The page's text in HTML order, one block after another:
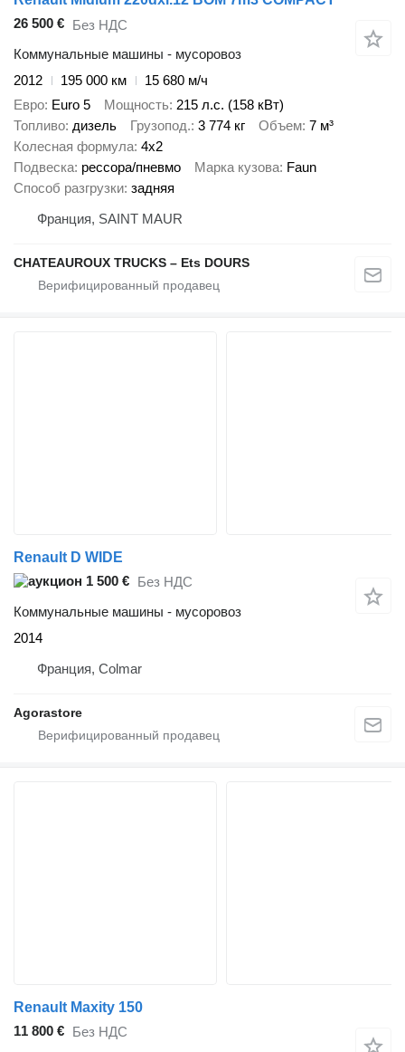
26 500 € Без НДС
Коммунальные машины - мусоровоз
2012
195 000 км
15 680 м/ч
Евро Euro 5 Мощность 215 л.с. (158 кВт)
Топливо дизель Грузопод. 3 774 кг Объем 7 м³
Колесная формула 4x2
Подвеска рессора/пневмо Марка кузова Faun
Способ разгрузки задняя
Франция, SAINT MAUR
CHATEAUROUX TRUCKS – Ets DOURS
Renault D WIDE
1 500 € Без НДС
Коммунальные машины - мусоровоз
2014
Франция, Colmar
Agorastore
Renault Maxity 150
11 800 € Без НДС